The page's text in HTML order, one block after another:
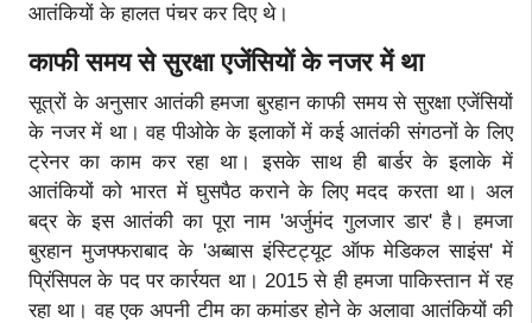
आतंकियों के हालत पंचर कर दिए थे।
काफी समय से सुरक्षा एजेंसियों के नजर में था
सूत्रों के अनुसार आतंकी हमजा बुरहान काफी समय से सुरक्षा एजेंसियों
के नजर में था। वह पीओके के इलाकों में कई आतंकी संगठनों के लिए
ट्रेनर का काम कर रहा था। इसके साथ ही बार्डर के इलाके में
आतंकियों को भारत में घुसपैठ कराने के लिए मदद करता था। अल
बद्र के इस आतंकी का पूरा नाम 'अर्जुमंद गुलजार डार' है। हमजा
बुरहान मुजफ्फराबाद के 'अब्बास इंस्टिट्यूट ऑफ मेडिकल साइंस' में
प्रिंसिपल के पद पर कार्रयत था। 2015 से ही हमजा पाकिस्तान में रह
रहा था। वह एक अपनी टीम का कमांडर होने के अलावा आतंकियों की